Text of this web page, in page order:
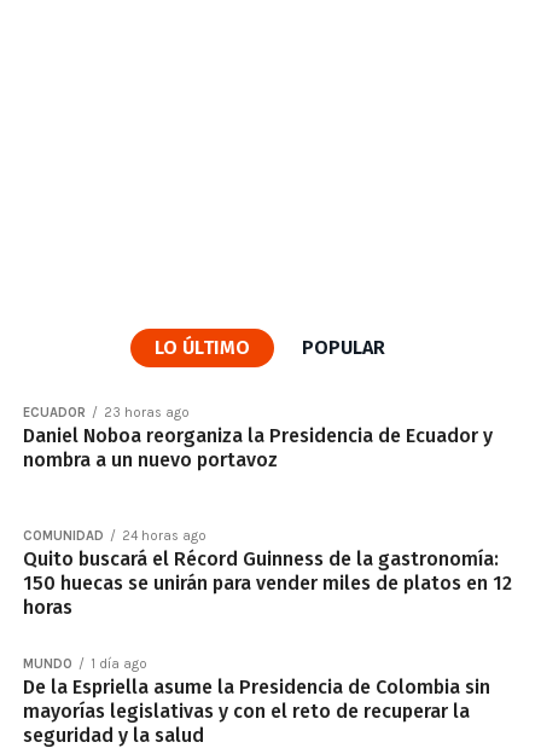
LO ÚLTIMO POPULAR
ECUADOR 23 horas ago
Daniel Noboa reorganiza la Presidencia de Ecuador y
nombra a un nuevo portavoz
COMUNIDAD 24 horas ago
Quito buscará el Récord Guinness de la gastronomía:
150 huecas se unirán para vender miles de platos en 12
horas
MUNDO 1 día ago
De la Espriella asume la Presidencia de Colombia sin
mayorías legislativas y con el reto de recuperar la
seguridad y la salud